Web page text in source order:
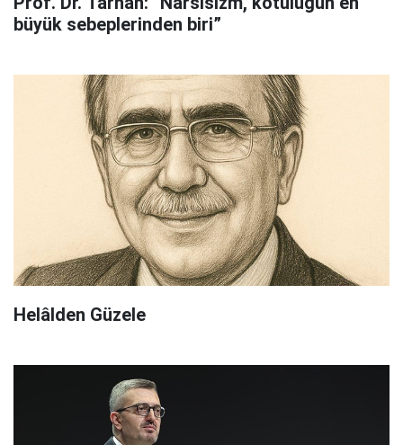
büyük sebeplerinden biri”
Helâlden Güzele